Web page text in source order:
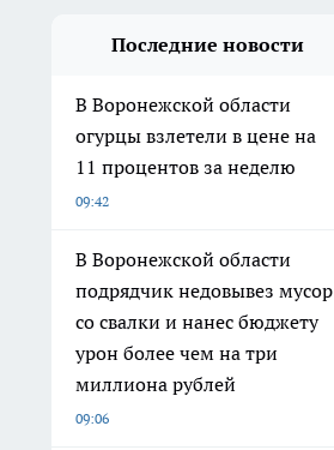
Последние новости
В Воронежской области
огурцы взлетели в цене на
11 процентов за неделю
09:42
В Воронежской области
подрядчик недовывез мусор
со свалки и нанес бюджету
урон более чем на три
миллиона рублей
09:06